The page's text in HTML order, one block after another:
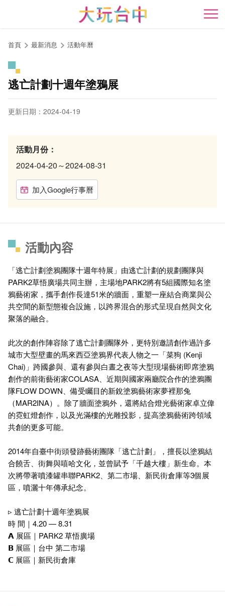
開
首頁 最新消息 活動年曆
逃亡計劃十週年塗鴉展
更新日期：2024-04-19
活動月份：
2024-04-20～2024-08-31
加入Google行事曆
活動內容
「逃亡計劃塗鴉團隊十週年特展」由逃亡計劃的規劃團隊與
PARK2草悟廣場共同主辦，主場地PARK2將有5組國際知名塗
鴉藝術家，攜手創作長達51米的牆面，重塑一座結合商業與公
共空間的新型態複合設施，以跨界混合的形式呈現自然與文化
聚落的融合。
此次的創作陣容除了逃亡計劃團隊外，更特別邀請創作過許多
城市大型壁畫的馬來西亞塗鴉界代表人物之一「菜狗 (Kenji
Chai)」跨國參與、還有參與白晝之夜等大型現場藝術即席塗鴉
創作的前衛藝術家COLASA、近期與國家兩廳院合作的塗鴉團
隊FLOW DOWN、備受矚目的新銳塗鴉藝術家夢裡那兔
（MAR2INA）。除了牆面塗鴉外，還將結合燈光藝術家卓立偉
的霓虹燈創作，以及光滿樓的光雕投影，提高塗鴉藝術跨領域
共創的更多可能。
2014年自臺中街頭發跡藝術團隊「逃亡計劃」，擅長以塗鴉結
合饒舌、街舞與嘻哈文化，並曾賦予「千越大樓」新生命。本
次將帶著噴漆罐串聯PARK2、第二市場、新民街倉庫等3個展
區，噴灑十年傳承紀念。
▹ 逃亡計劃十週年塗鴉展
時 間｜4.20 — 8.31
𝗔 展區｜PARK2 草悟廣場
𝗕 展區｜台中 第二市場
𝗖 展區｜新民街倉庫